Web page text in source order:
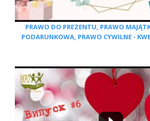
PRAWO DO PREZENTU, PRAWO
PODARUNKOWA, PRAWO CYWILNE -